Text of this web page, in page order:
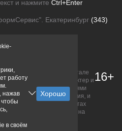
и нажмите Ctrl+Enter
Екатеринбург (343)
размещенная на портале
ознакомительный характер и
определяемой положениями
и полного описания, и
уточняйте на сайтах
Исключительное право на
16+
работу
нажав
чтобы
в своём